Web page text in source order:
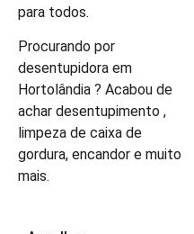
para todos.
Procurando por
desentupidora em
Hortolândia ? Acabou de
achar desentupimento ,
limpeza de caixa de
gordura, encandor e muito
mais.